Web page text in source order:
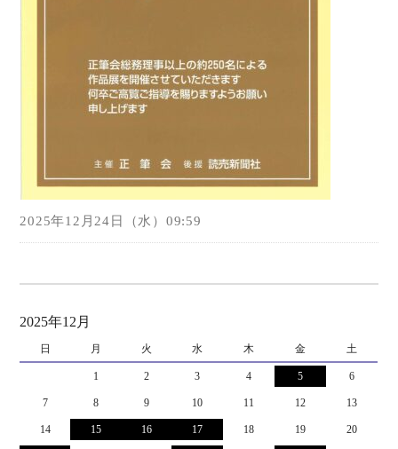
2025年12月24日（水）09:59
2025年12月
日 月 火 水 木 金 土
1 2 3 4 5 6
7 8 9 10 11 12 13
14 15 16 17 18 19 20